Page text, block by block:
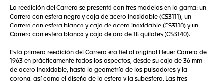
La reedición del Carrera se presentó con tres modelos en la gama: un
Carrera con esfera negra y caja de acero inoxidable (CS3111), un
Carrera con esfera blanca y caja de acero inoxidable (CS3110) y un
Carrera con esfera blanca y caja de oro de 18 quilates (CS3140).
Esta primera reedición del Carrera era fiel al original Heuer Carrera de
1963 en prácticamente todos los aspectos, desde su caja de 36 mm
de acero inoxidable, hasta la geometría de los pulsadores y la
corona, así como el diseño de la esfera y la subesfera. Las tres